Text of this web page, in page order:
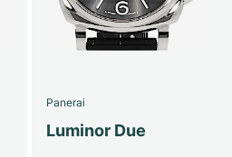
Panerai
Luminor Due